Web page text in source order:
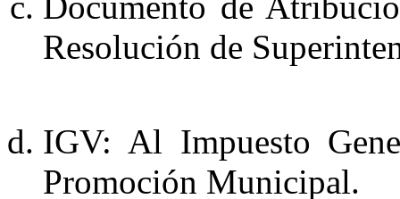
Resolución de
IGV: Al Impuesto
Promoción Municipal.